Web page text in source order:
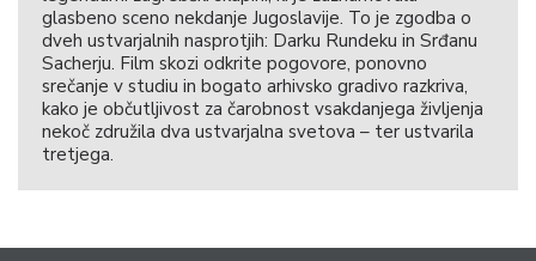
glasbeno sceno nekdanje Jugoslavije. To je zgodba o
dveh ustvarjalnih nasprotjih: Darku Rundeku in Srđanu
Sacherju. Film skozi odkrite pogovore, ponovno
srečanje v studiu in bogato arhivsko gradivo razkriva,
kako je občutljivost za čarobnost vsakdanjega življenja
nekoč združila dva ustvarjalna svetova – ter ustvarila
tretjega.